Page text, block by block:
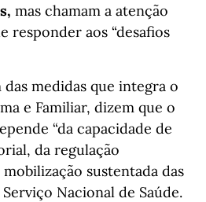
mas chamam a atenção
responder aos “desafios
das medidas que integra o
e Familiar, dizem que o
“da capacidade de
da regulação
sustentada das
Nacional de Saúde.